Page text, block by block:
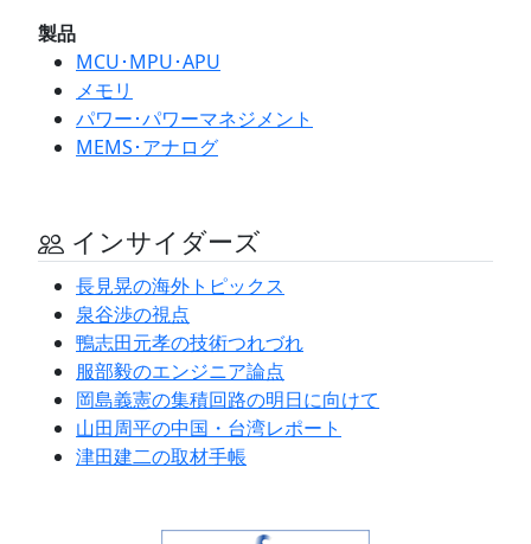
製品
MCU･MPU･APU
メモリ
パワー･パワーマネジメント
MEMS･アナログ
インサイダーズ
長見晃の海外トピックス
泉谷渉の視点
鴨志田元孝の技術つれづれ
服部毅のエンジニア論点
岡島義憲の集積回路の明日に向けて
山田周平の中国・台湾レポート
津田建二の取材手帳